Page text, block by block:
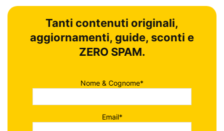
Tanti contenuti originali,
aggiornamenti, guide, sconti e
ZERO SPAM.
Nome & Cognome*
Email*